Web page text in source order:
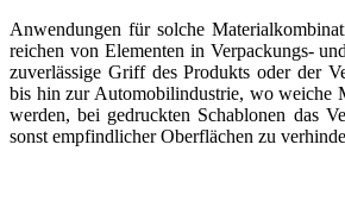
Anwendungen für solche
reichen von Elementen in Verpackungs-
zuverlässige Griff des Produkts oder der
bis hin zur Automobilindustrie, wo weiche
werden, bei gedruckten Schablonen das
sonst empfindlicher Oberflächen zu